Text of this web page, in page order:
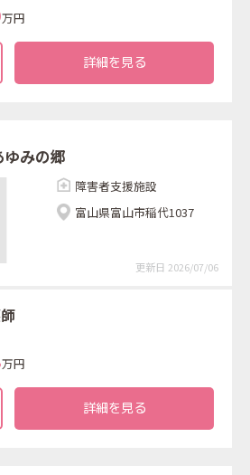
万円
詳細を見る
みの郷
障害者支援施設
富山県富山市稲代1037
更新日 2026/07/06
万円
詳細を見る